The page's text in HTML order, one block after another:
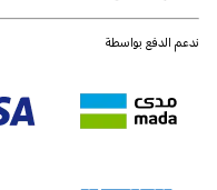
ندعم الدفع بواسطة